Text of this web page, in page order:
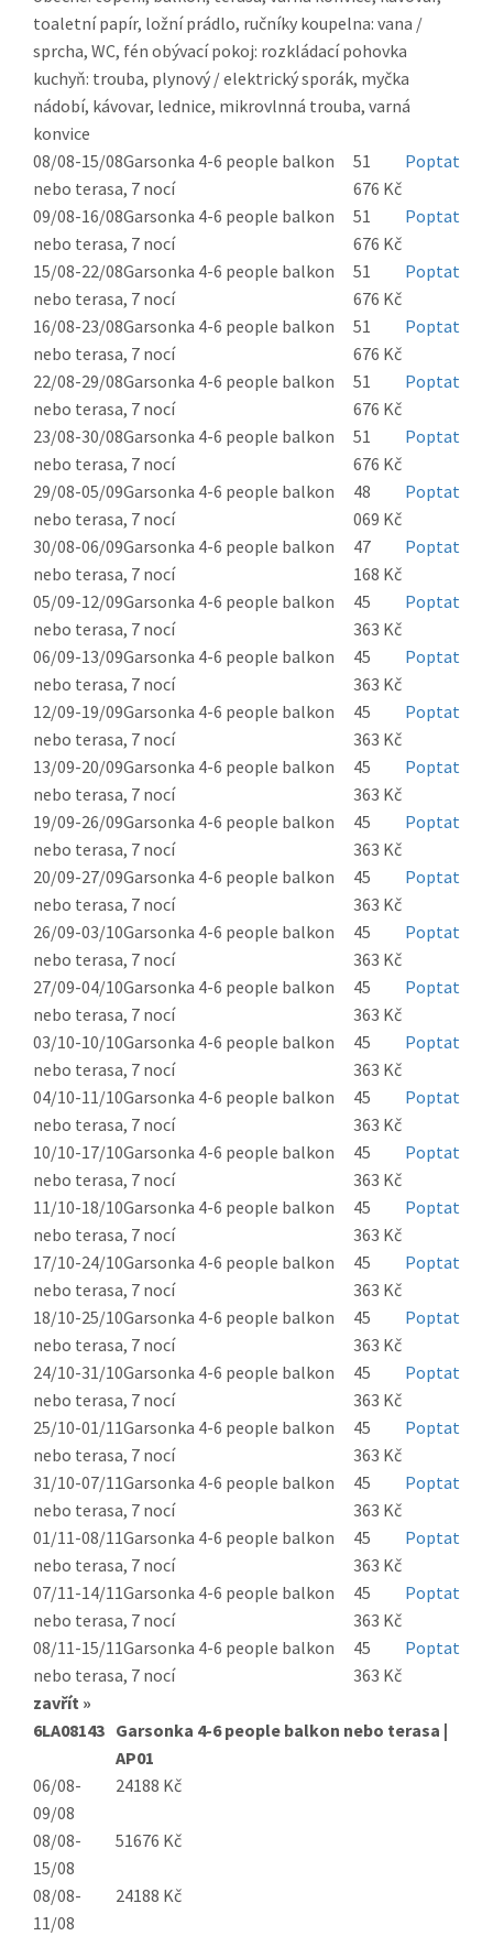
toaletní papír, ložní prádlo, ručníky koupelna: vana /
sprcha, WC, fén obývací pokoj: rozkládací pohovka
kuchyň: trouba, plynový / elektrický sporák, myčka
nádobí, kávovar, lednice, mikrovlnná trouba, varná
konvice
08/08-15/08Garsonka 4-6 people balkon
nebo terasa, 7 nocí
51
676 Kč
Poptat
09/08-16/08Garsonka 4-6 people balkon
nebo terasa, 7 nocí
51
676 Kč
Poptat
15/08-22/08Garsonka 4-6 people balkon
nebo terasa, 7 nocí
51
676 Kč
Poptat
16/08-23/08Garsonka 4-6 people balkon
nebo terasa, 7 nocí
51
676 Kč
Poptat
22/08-29/08Garsonka 4-6 people balkon
nebo terasa, 7 nocí
51
676 Kč
Poptat
23/08-30/08Garsonka 4-6 people balkon
nebo terasa, 7 nocí
51
676 Kč
Poptat
29/08-05/09Garsonka 4-6 people balkon
nebo terasa, 7 nocí
48
069 Kč
Poptat
30/08-06/09Garsonka 4-6 people balkon
nebo terasa, 7 nocí
47
168 Kč
Poptat
05/09-12/09Garsonka 4-6 people balkon
nebo terasa, 7 nocí
45
363 Kč
Poptat
06/09-13/09Garsonka 4-6 people balkon
nebo terasa, 7 nocí
45
363 Kč
Poptat
12/09-19/09Garsonka 4-6 people balkon
nebo terasa, 7 nocí
45
363 Kč
Poptat
13/09-20/09Garsonka 4-6 people balkon
nebo terasa, 7 nocí
45
363 Kč
Poptat
19/09-26/09Garsonka 4-6 people balkon
nebo terasa, 7 nocí
45
363 Kč
Poptat
20/09-27/09Garsonka 4-6 people balkon
nebo terasa, 7 nocí
45
363 Kč
Poptat
26/09-03/10Garsonka 4-6 people balkon
nebo terasa, 7 nocí
45
363 Kč
Poptat
27/09-04/10Garsonka 4-6 people balkon
nebo terasa, 7 nocí
45
363 Kč
Poptat
03/10-10/10Garsonka 4-6 people balkon
nebo terasa, 7 nocí
45
363 Kč
Poptat
04/10-11/10Garsonka 4-6 people balkon
nebo terasa, 7 nocí
45
363 Kč
Poptat
10/10-17/10Garsonka 4-6 people balkon
nebo terasa, 7 nocí
45
363 Kč
Poptat
11/10-18/10Garsonka 4-6 people balkon
nebo terasa, 7 nocí
45
363 Kč
Poptat
17/10-24/10Garsonka 4-6 people balkon
nebo terasa, 7 nocí
45
363 Kč
Poptat
18/10-25/10Garsonka 4-6 people balkon
nebo terasa, 7 nocí
45
363 Kč
Poptat
24/10-31/10Garsonka 4-6 people balkon
nebo terasa, 7 nocí
45
363 Kč
Poptat
25/10-01/11Garsonka 4-6 people balkon
nebo terasa, 7 nocí
45
363 Kč
Poptat
31/10-07/11Garsonka 4-6 people balkon
nebo terasa, 7 nocí
45
363 Kč
Poptat
01/11-08/11Garsonka 4-6 people balkon
nebo terasa, 7 nocí
45
363 Kč
Poptat
07/11-14/11Garsonka 4-6 people balkon
nebo terasa, 7 nocí
45
363 Kč
Poptat
08/11-15/11Garsonka 4-6 people balkon
nebo terasa, 7 nocí
45
363 Kč
Poptat
zavřít »
6LA08143 Garsonka 4-6 people balkon nebo terasa |
AP01
06/08-
09/08
24188 Kč
08/08-
15/08
51676 Kč
08/08-
11/08
24188 Kč